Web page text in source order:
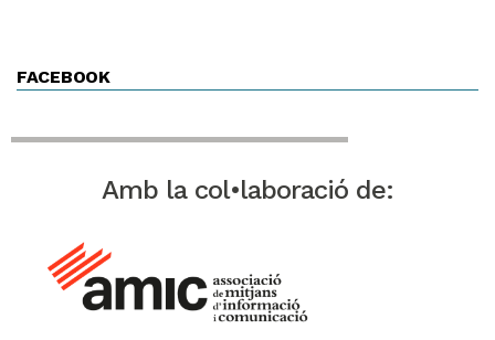
FACEBOOK
Amb la col•laboració de: